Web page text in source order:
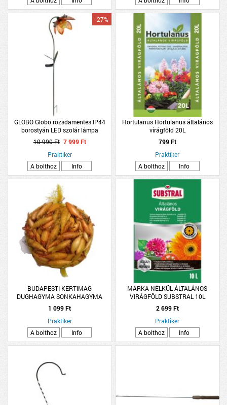
GLOBO Globo rozsdamentes IP44
borostyán LED szolár lámpa
25x15x90cm
-27%
10 990 Ft 7 999 Ft
Praktiker
A bolthoz
Info
Hortulanus Hortulanus általános
virágföld 20L
799 Ft
Praktiker
A bolthoz
Info
BUDAPESTI KERTIMAG
DUGHAGYMA SONKAHAGYMA
HÁLÓS
1 099 Ft
Praktiker
A bolthoz
Info
MÁRKA NÉLKÜL ÁLTALÁNOS
VIRÁGFÖLD SUBSTRAL 10L
2 699 Ft
Praktiker
A bolthoz
Info